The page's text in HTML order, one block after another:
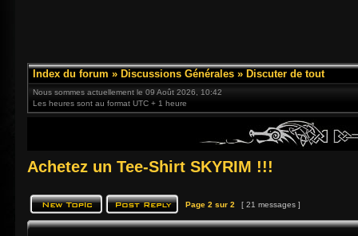
Index du forum » Discussions Générales » Discuter de tout
Nous sommes actuellement le 09 Août 2026, 10:42
Les heures sont au format UTC + 1 heure
Achetez un Tee-Shirt SKYRIM !!!
Page 2 sur 2 [ 21 messages ]